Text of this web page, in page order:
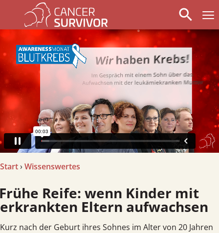
search
arrow_left
Start› Wissenswertes
Kinder mit
erkrankten Eltern aufwachsen
Kurz nach der Geburt ihres Sohnes im Alter von 20 Jahren